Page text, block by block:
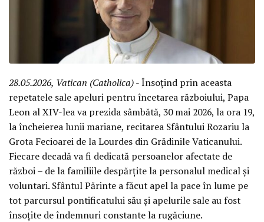
28.05.2026, Vatican (Catholica)- Însoțind prin aceasta
repetatele sale apeluri pentru încetarea războiului, Papa
Leon al XIV-lea va prezida sâmbătă, 30 mai 2026, la ora 19,
la încheierea lunii mariane, recitarea Sfântului Rozariu la
Grota Fecioarei de la Lourdes din Grădinile Vaticanului.
Fiecare decadă va fi dedicată persoanelor afectate de
război – de la familiile despărțite la personalul medical și
voluntari. Sfântul Părinte a făcut apel la pace în lume pe
tot parcursul pontificatului său și apelurile sale au fost
însoțite de îndemnuri constante la rugăciune.